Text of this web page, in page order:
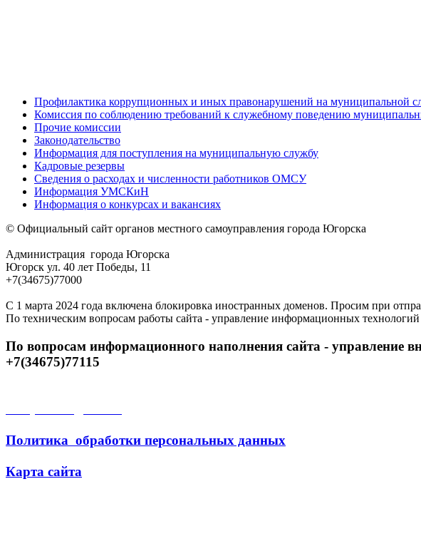
Профилактика коррупционных и иных правонарушений на муниципальной
Комиссия по соблюдению требований к служебному поведению
Прочие комиссии
Законодательство
Информация для поступления на муниципальную службу
Кадровые резервы
Сведения о расходах и численности работников ОМСУ
Информация УМСКиН
Информация о конкурсах и вакансиях
© Официальный сайт органов местного самоуправления города Югорска
Администрация города Югорска
Югорск ул. 40 лет Победы, 11
+7(34675)77000
С 1 марта 2024 года включена блокировка иностранных доменов. Просим при
По техническим вопросам работы сайта - управление информационных
По вопросам информационного наполнения сайта - управление
+7(34675)77115
Политика обработки персональных данных
Карта сайта